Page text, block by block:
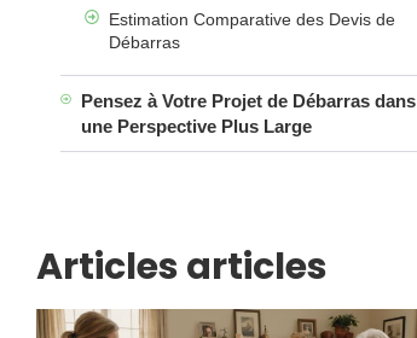
Estimation Comparative des Devis de
Débarras
Pensez à Votre Projet de Débarras dans
une Perspective Plus Large
Articles articles